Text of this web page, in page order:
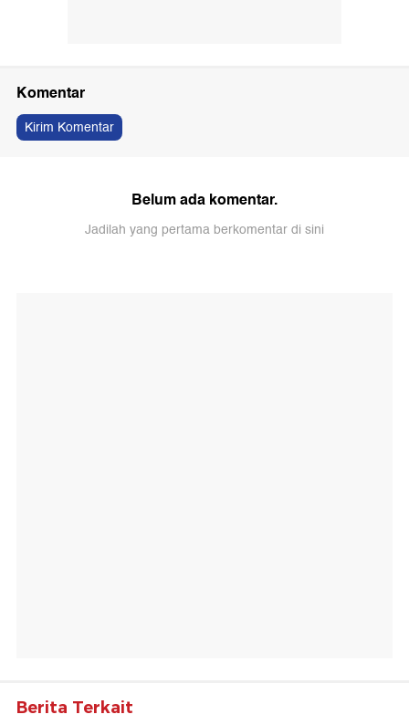
Komentar
Kirim Komentar
Belum ada komentar.
Jadilah yang pertama berkomentar di sini
Berita Terkait